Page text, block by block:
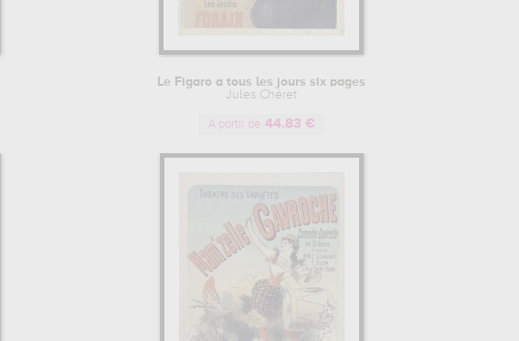
Le Figaro a tous les jours six pages
Jules Chéret
A partir de 44.83 €